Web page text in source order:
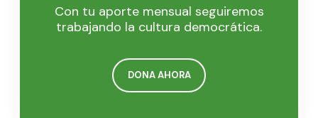
Con tu aporte mensual seguiremos
trabajando la cultura democrática.
DONA AHORA